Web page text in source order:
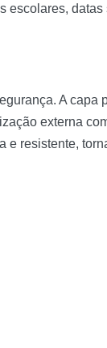
A capa
externa
resistente,